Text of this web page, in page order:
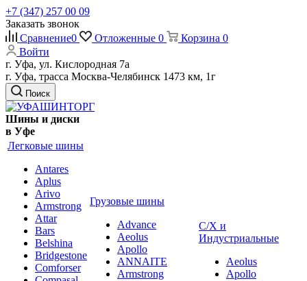
+7 (347) 257 00 09
Заказать звонок
Сравнение0 Отложенные 0 Корзина 0
Войти
г. Уфа, ул. Кислородная 7а
г. Уфа, трасса Москва-Челябинск 1473 км, 1г
Поиск
Шины и диски
в Уфе
Легковые шины
Antares
Aplus
Arivo
Armstrong
Attar
Bars
Belshina
Bridgestone
Comforser
Грузовые шины
Advance
Aeolus
Apollo
ANNAITE
Armstrong
С/Х и
Индустриальные
Aeolus
Apollo